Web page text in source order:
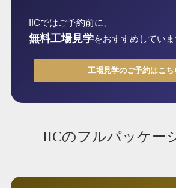
IICではご予約前に、
無料工場見学をおすすめしていま
工場見学のご予約はこち
IICのフルパッケー